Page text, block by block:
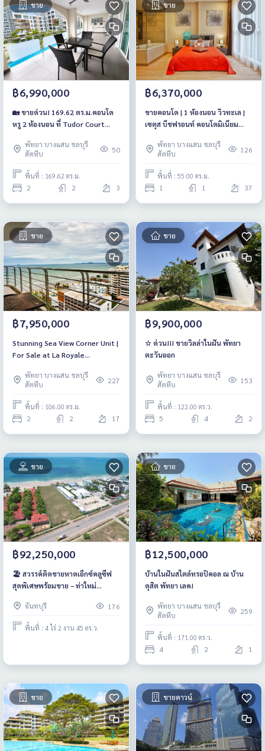
ขาย
฿6,990,000
🏡 ขายด่วน! 169.62 ตร.ม.คอนโด
หรู 2 ห้องนอน ที่ Tudor Court
ซอย 2พัทยา บางแสน ชลบุรี
สัตหีบ
50
พื้นที่ : 169.62 ตร.ม.
2 2 3
ขาย
฿6,370,000
ขายคอนโด | 1 ห้องนอน วิวทะเล |
เซตุส บีชฟรอนท์ คอนโดมิเนียม
พัทยา บางแสน ชลบุรี
สัตหีบ
126
พื้นที่ : 55.00 ตร.ม.
1 1 37
ขาย
฿7,950,000
Stunning Sea View Corner Unit |
For Sale at La Royale
พัทยา บางแสน ชลบุรี
สัตหีบ
227
พื้นที่ : 106.00 ตร.ม.
2 2 17
ขาย
฿9,900,000
☆ ด่วน!!! ขายวิลล่าในฝัน พัทยา
ตะวันออก
พัทยา บางแสน ชลบุรี
สัตหีบ
153
พื้นที่ : 122.00 ตร.ว.
5 4 2
ขาย
฿92,250,000
🏖 สวรรค์ติดชายหาดเอ็กซ์คลูซีฟ
สุดพิเศษพร้อมขาย – ท่าใหม่
จันทบุรี
176
พื้นที่ : 4 ไร่ 2 งาน 45 ตร.ว.
ขาย
฿12,500,000
บ้านในฝันสไตล์ทรอปิคอล ณ บ้าน
ดุสิต พัทยา เลค!
พัทยา บางแสน ชลบุรี
สัตหีบ
259
พื้นที่ : 171.00 ตร.ว.
4 2 1
ขาย ขายดาวน์